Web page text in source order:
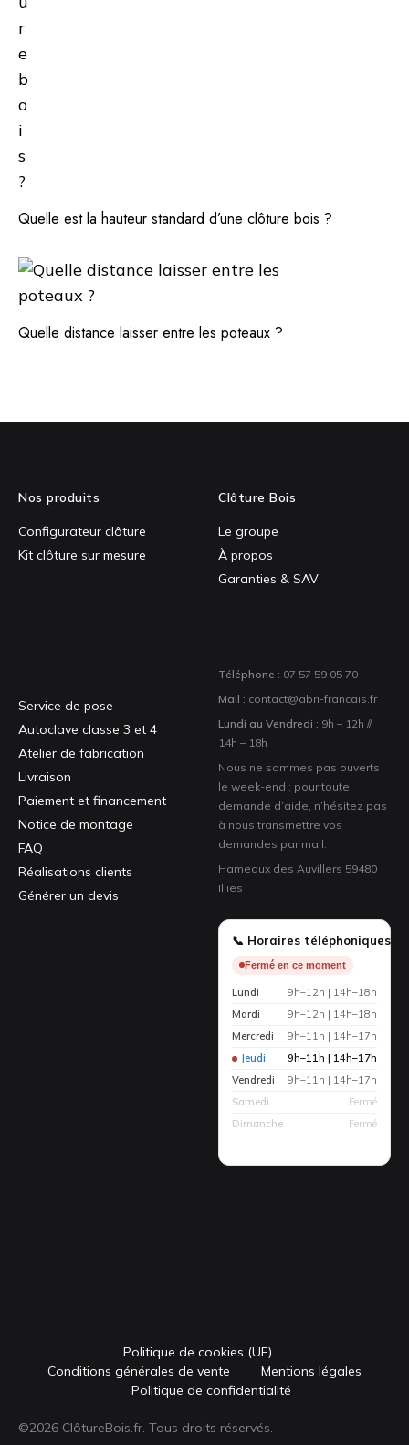
Quelle est la hauteur standard d’une clôture bois ?
Quelle distance laisser entre les poteaux ?
Nos produits
Configurateur clôture
Kit clôture sur mesure
Clôture Bois
Le groupe
À propos
Garanties & SAV
Service de pose
Autoclave classe 3 et 4
Atelier de fabrication
Livraison
Paiement et financement
Notice de montage
FAQ
Réalisations clients
Générer un devis
Téléphone : 07 57 59 05 70
Mail : contact@abri-francais.fr
Lundi au Vendredi : 9h – 12h //
14h – 18h
Nous ne sommes pas ouverts
le week-end ; pour toute
demande d’aide, n’hésitez pas
à nous transmettre vos
demandes par mail.
Hameaux des Auvillers 59480
Illies
📞 Horaires téléphoniques
Fermé en ce moment
Lundi
9h–12h | 14h–18h
Mardi
9h–12h | 14h–18h
Mercredi
9h–11h | 14h–17h
Jeudi
9h–11h | 14h–17h
Vendredi
9h–11h | 14h–17h
Samedi
Fermé
Dimanche
Fermé
©2026 ClôtureBois.fr. Tous droits réservés.
Politique de cookies (UE)
Conditions générales de vente
Mentions légales
Politique de confidentialité